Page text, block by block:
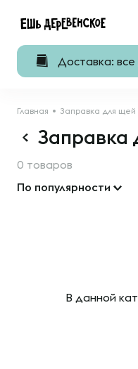
Доставка: все
Главная Заправка для щей
Заправка
0 товаров
По популярности
В данной